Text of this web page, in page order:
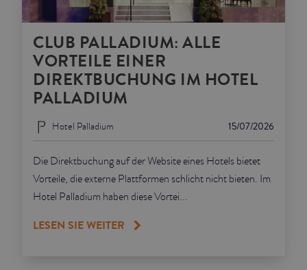
CLUB PALLADIUM: ALLE
VORTEILE EINER
DIREKTBUCHUNG IM HOTEL
PALLADIUM
15/07/2026
Hotel Palladium
Die Direktbuchung auf der Website eines Hotels bietet
Vorteile, die externe Plattformen schlicht nicht bieten. Im
Hotel Palladium haben diese Vortei...
LESEN SIE WEITER